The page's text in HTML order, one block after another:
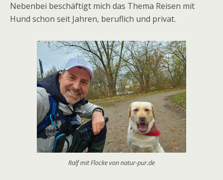
Nebenbei beschäftigt mich das Thema Reisen mit
Hund schon seit Jahren, beruflich und privat.
Ralf mit Flocke von natur-pur.de